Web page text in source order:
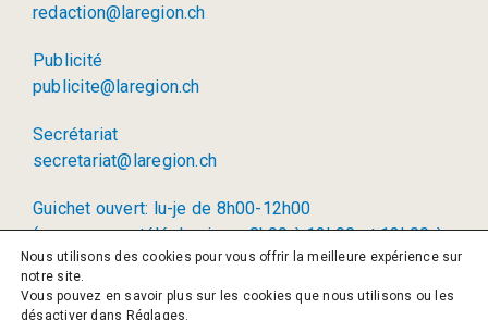
redaction@laregion.ch
Publicité
publicite@laregion.ch
Secrétariat
secretariat@laregion.ch
Guichet ouvert: lu-je de 8h00-12h00
(permanence téléphonique: 8h00 à 12h00 et 13h00 à
17h00)
© 2026 La Région SA
Nous utilisons des cookies pour vous offrir la meilleure expérience sur
notre site.
Vous pouvez en savoir plus sur les cookies que nous utilisons ou les
désactiver dans Réglages.